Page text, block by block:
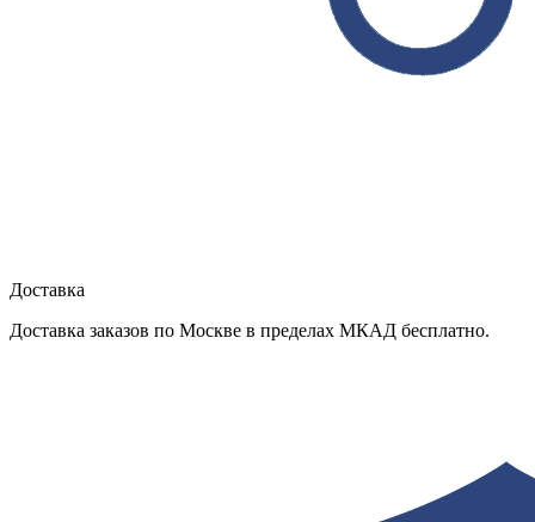
Доставка
Доставка заказов по Москве в пределах МКАД бесплатно.